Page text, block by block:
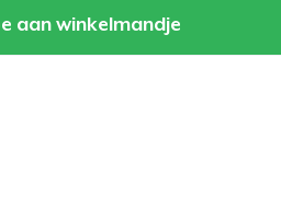
aan winkelmandje